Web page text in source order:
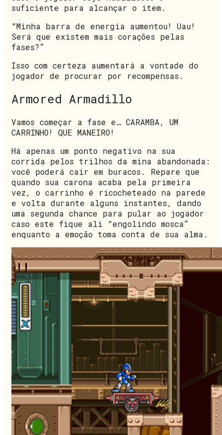
suficiente para alcançar o item.
“Minha barra de energia aumentou! Uau!
Será que existem mais corações pelas
fases?”
Isso com certeza aumentará a vontade do
jogador de procurar por recompensas.
Armored Armadillo
Vamos começar a fase e… CARAMBA, UM
CARRINHO! QUE MANEIRO!
Há apenas um ponto negativo na sua
corrida pelos trilhos da mina abandonada:
você poderá cair em buracos. Repare que
quando sua carona acaba pela primeira
vez, o carrinho é ricocheteado na parede
e volta durante alguns instantes, dando
uma segunda chance para pular ao jogador
caso este fique ali “engolindo mosca”
enquanto a emoção toma conta de sua alma.